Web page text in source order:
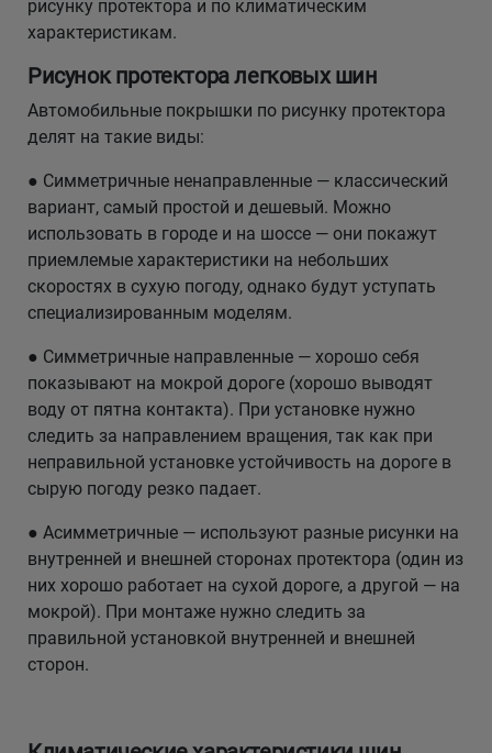
рисунку протектора и по климатическим
характеристикам.
Рисунок протектора легковых шин
Автомобильные покрышки по рисунку протектора
делят на такие виды:
● Симметричные ненаправленные — классический
вариант, самый простой и дешевый. Можно
использовать в городе и на шоссе — они покажут
приемлемые характеристики на небольших
скоростях в сухую погоду, однако будут уступать
специализированным моделям.
● Симметричные направленные — хорошо себя
показывают на мокрой дороге (хорошо выводят
воду от пятна контакта). При установке нужно
следить за направлением вращения, так как при
неправильной установке устойчивость на дороге в
сырую погоду резко падает.
● Асимметричные — используют разные рисунки на
внутренней и внешней сторонах протектора (один из
них хорошо работает на сухой дороге, а другой — на
мокрой). При монтаже нужно следить за
правильной установкой внутренней и внешней
сторон.